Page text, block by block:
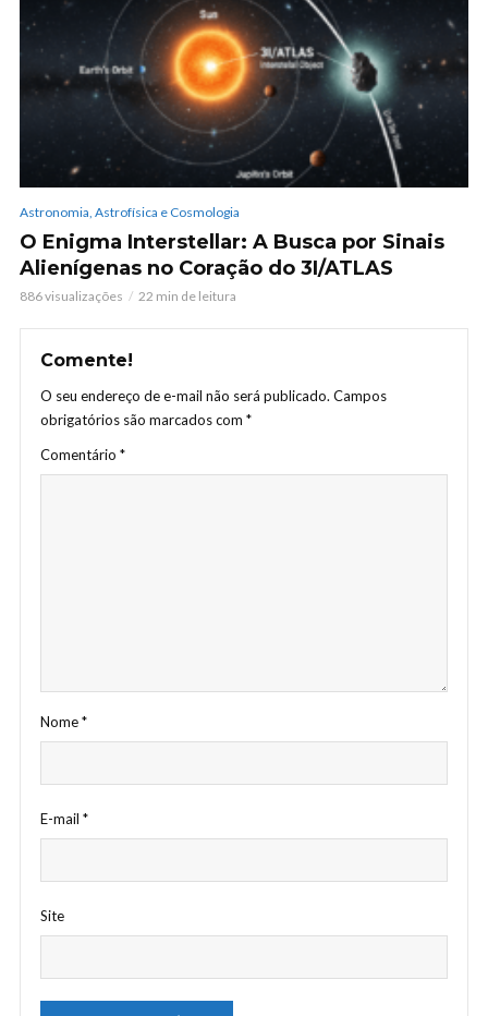
Astronomia, Astrofísica e Cosmologia
O Enigma Interstellar: A Busca por Sinais
Alienígenas no Coração do 3I/ATLAS
886 visualizações 22 min de leitura
Comente!
O seu endereço de e-mail não será publicado. Campos
obrigatórios são marcados com *
Comentário *
Nome*
E-mail *
Site